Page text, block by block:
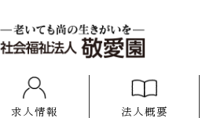
求人情報 法人概要